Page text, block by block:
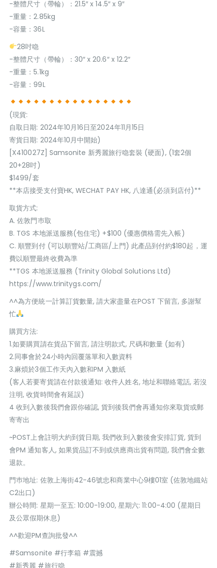
-整體尺寸（帶輪）：21.5″ x 14.5″ x 9″
-重量：2.85kg
-容量：36L
28吋喼
-整體尺寸（帶輪）：30″ x 20.6″ x 12.2″
-重量：5.1kg
-容量：99L
(現貨:
自取日期: 2024年10月16日至2024年11月15日
寄貨日期: 2024年10月中開始)
[X410027Z] Samsonite 新秀麗旅行喼套裝 (硬面), (1套2個
20+28吋)
$1499/套
**本店接受支付寶HK, WECHAT PAY HK, 八達通(必須到店付)**
取貨方式:
A. 佐敦門巿取
B. TGS 本地派送服務(包住宅) +$100 (優惠價格需先入帳)
C. 順豐到付 (可以順豐站/工商區/上門) 此產品到付約$180起，運
費以順豐最終收費為準
**TGS 本地派送服務 (Trinity Global Solutions Ltd)
https://www.trinitygs.com/
^^為方便統一計算訂貨數量, 請大家盡量在POST 下留言, 多謝幫
忙
購買方法:
1.如要購買請在貨品下留言, 請注明款式, 尺碼和數量 (如有)
2.同事會於24小時內回覆落單和入數資料
3.麻煩於3個工作天內入數和PM 入數紙
(客人若要寄貨請在付款後通知: 收件人姓名, 地址和聯絡電話, 若沒
注明, 收貨時間會有延誤)
4 收到入數後我們會跟你確認, 貨到後我們會再通知你來取貨或郵
寄寄出
~POST上會註明大約到貨日期, 我們收到入數後會安排訂貨, 貨到
會PM 通知客人, 如果貨品訂不到或供應商出貨有問題, 我們會全數
退款。
門巿地址: 佐敦上海街42-46號忠和商業中心9樓01室 (佐敦地鐵站
C2出口)
辦公時間: 星期一至五: 10:00-19:00, 星期六: 11:00-4:00 (星期日
及公眾假期休息)
^^歡迎PM查詢批發^^
#Samsonite #行李箱 #震撼
#新秀麗 #旅行喼